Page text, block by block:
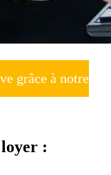
grâce à notre
: